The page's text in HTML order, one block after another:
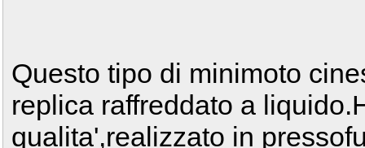
Questo tipo di minimoto
replica raffreddato a
qualita',realizzato in